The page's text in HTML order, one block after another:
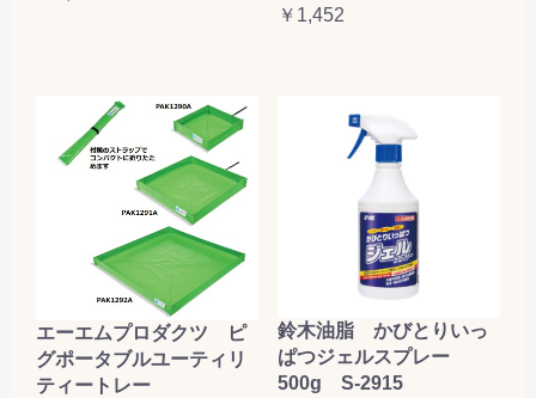
￥1,452
エーエムプロダクツ ピ
グポータブルユーティリ
ティートレー
鈴木油脂 かびとりいっ
ぱつジェルスプレー
500g S-2915